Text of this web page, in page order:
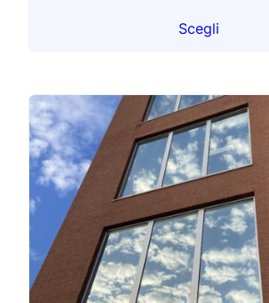
Scegli